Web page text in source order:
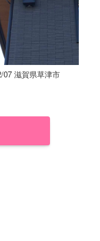
07 滋賀県草津市